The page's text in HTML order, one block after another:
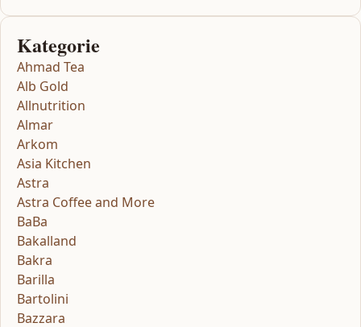
Kategorie
Ahmad Tea
Alb Gold
Allnutrition
Almar
Arkom
Asia Kitchen
Astra
Astra Coffee and More
BaBa
Bakalland
Bakra
Barilla
Bartolini
Bazzara